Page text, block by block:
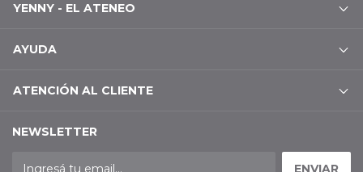
YENNY - EL ATENEO
AYUDA
ATENCIÓN AL CLIENTE
NEWSLETTER